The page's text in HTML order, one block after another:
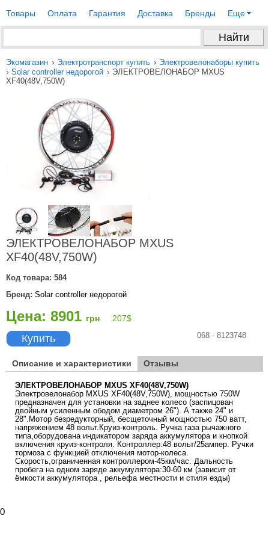
Товары Оплата Гарантия Доставка Бренды Еще
Экомагазин › Электротранспорт купить › Электровелонаборы купить
› Solar controller недорогой › ЭЛЕКТРОВЕЛОНАБОР MXUS
XF40(48V,750W)
ЭЛЕКТРОВЕЛОНАБОР MXUS
XF40(48V,750W)
Код товара: 584
Бренд: Solar controller недорогой
Цена: 8901 грн 207$
Купить 068 - 8123748
Описание и характеристики Отзывы
ЭЛЕКТРОВЕЛОНАБОР MXUS XF40(48V,750W)
Электровелонабор MXUS XF40(48V,750W), мощностью 750W
предназначен для установки на заднее колесо (заспицован
двойным усиленным ободом диаметром 26"). А также 24" и
28".Мотор безредукторный, бесщеточный мощностью 750 ватт,
напряжением 48 вольт.Круиз-контроль. Ручка газа рычажного
типа,оборудована индикатором заряда аккумулятора и кнопкой
включения круиз-контроля. Контроллер:48 вольт/25ампер. Ручки
тормоза с функцией отключения мотор-колеса.
Скорость,ограниченная контроллером-45км/час. Дальность
пробега на одном заряде аккумулятора:30-60 км (зависит от
ёмкости аккумулятора , рельефа местности и стиля езды)
0